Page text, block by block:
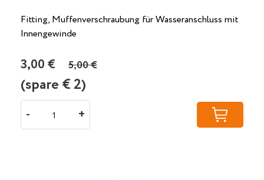
Fitting, Muffenverschraubung für Wasseranschluss mit
Innengewinde
3,00 € 5,00 €
(spare € 2)
- +